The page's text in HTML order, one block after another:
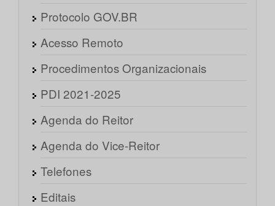
Protocolo GOV.BR
Acesso Remoto
Procedimentos Organizacionais
PDI 2021-2025
Agenda do Reitor
Agenda do Vice-Reitor
Telefones
Editais